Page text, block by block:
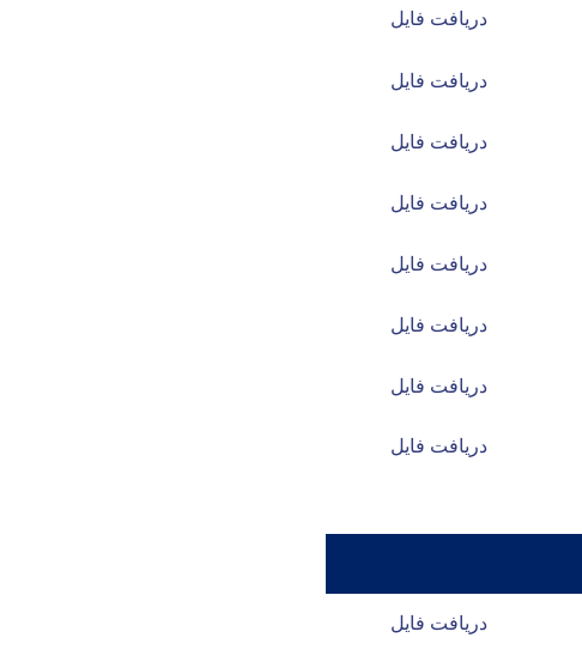
دریافت فایل
دریافت فایل
دریافت فایل
دریافت فایل
دریافت فایل
دریافت فایل
دریافت فایل
دریافت فایل
دریافت فایل